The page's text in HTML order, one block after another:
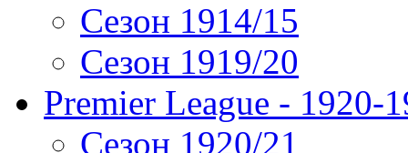
Сезон 1914/15
Сезон 1919/20
Premier League - 1920-
Сезон 1920/21